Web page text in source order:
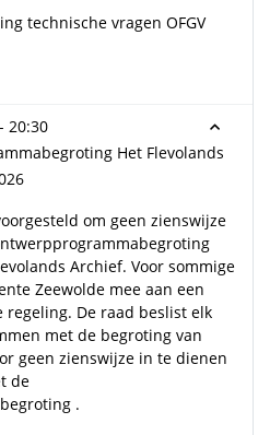
technische vragen OFGV
20:30
Het Flevolands
om geen zienswijze
Archief. Voor sommige
Zeewolde mee aan een
regeling. De raad beslist elk
met de begroting van
geen zienswijze in te dienen
de
.